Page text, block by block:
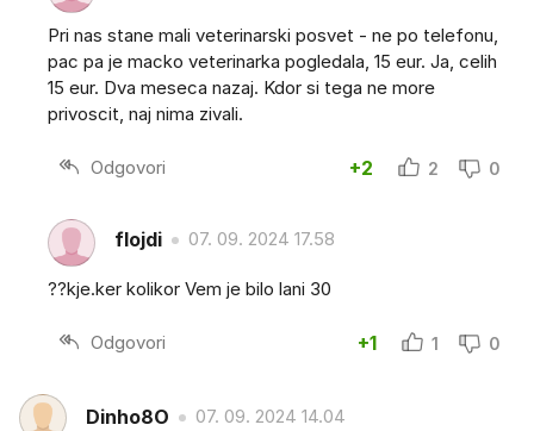
Pri nas stane mali veterinarski posvet - ne po telefonu,
pac pa je macko veterinarka pogledala, 15 eur. Ja, celih
15 eur. Dva meseca nazaj. Kdor si tega ne more
privoscit, naj nima zivali.
Odgovori +2 2 0
flojdi 07. 09. 2024 17.58
??kje.ker kolikor Vem je bilo lani 30
Odgovori +1 1 0
Dinho8O 07. 09. 2024 14.04